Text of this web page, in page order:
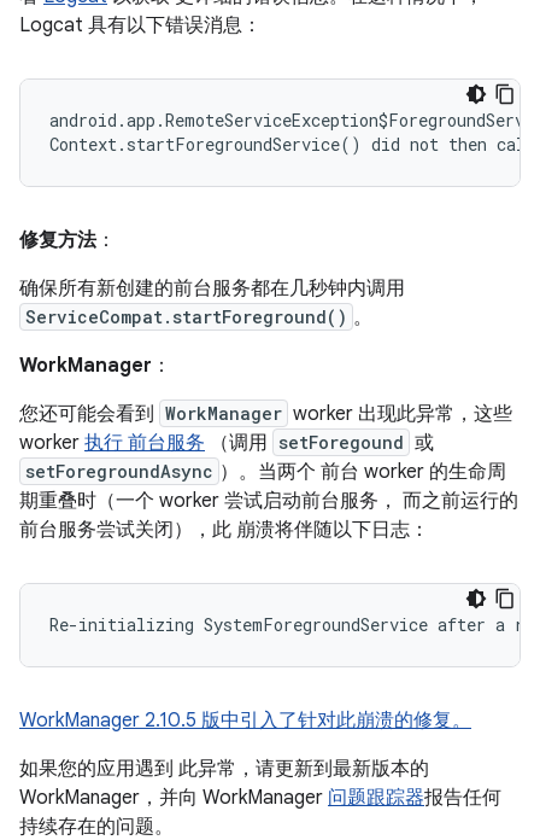
Logcat 具有以下错误消息：
修复方法：
确保所有新创建的前台服务都在几秒钟内调用
ServiceCompat.startForeground() 。
WorkManager ：
您还可能会看到 WorkManager worker 出现此异常，这些
worker 执行 前台服务 （调用 setForegound 或
setForegroundAsync ）。当两个 前台 worker 的生命周
期重叠时（一个 worker 尝试启动前台服务， 而之前运行的
前台服务尝试关闭），此 崩溃将伴随以下日志：
WorkManager 2.10.5 版中引入了针对此崩溃的修复。
如果您的应用遇到 此异常，请更新到最新版本的
WorkManager，并向 WorkManager 问题跟踪器报告任何
持续存在的问题。